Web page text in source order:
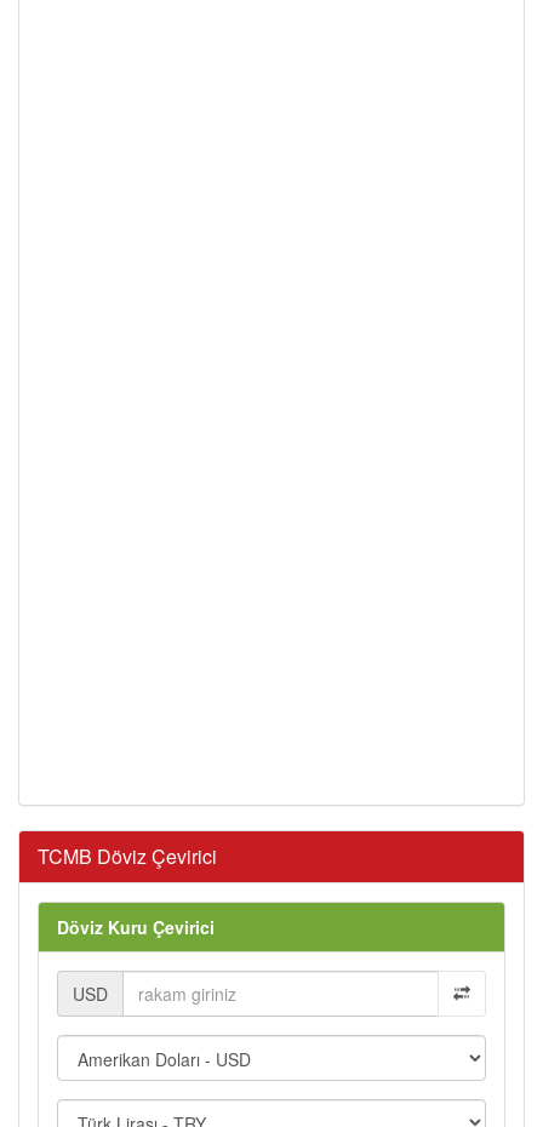
TCMB Döviz Çevirici
Döviz Kuru Çevirici
USD